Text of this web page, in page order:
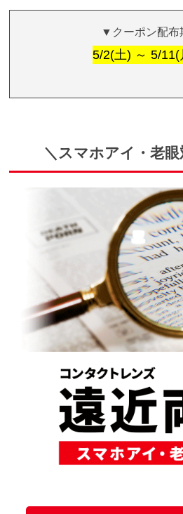
▼クーポン配
5/2(土) ～ 5/11(
＼スマホアイ・老